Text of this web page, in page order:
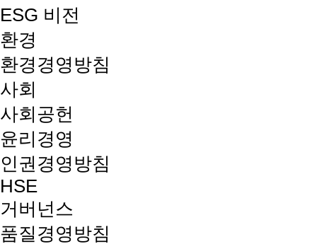
ESG 비전
환경
환경경영방침
사회
사회공헌
윤리경영
인권경영방침
HSE
거버넌스
품질경영방침